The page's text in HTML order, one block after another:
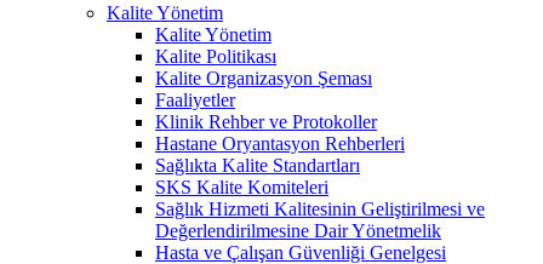
Kalite Yönetim
Kalite Yönetim
Kalite Politikası
Kalite Organizasyon Şeması
Faaliyetler
Klinik Rehber ve Protokoller
Hastane Oryantasyon Rehberleri
Sağlıkta Kalite Standartları
SKS Kalite Komiteleri
Sağlık Hizmeti Kalitesinin Geliştirilmesi ve
Değerlendirilmesine Dair Yönetmelik
Hasta ve Çalışan Güvenliği Genelgesi